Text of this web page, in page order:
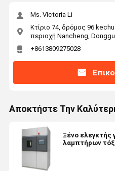
Ms. Victoria Li
Κτίριο 74, δρόμος 96
περιοχή Nancheng,
+8613809275028
Αποκτήστε Την
Ξένο ελεγκτής
λαμπτήρων